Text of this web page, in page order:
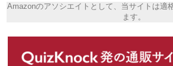
Amazonのアソシエイトとして、当サイトは適
ます。